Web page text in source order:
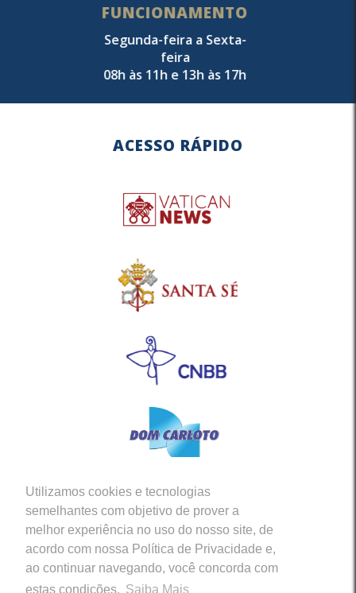
Utilizamos cookies e tecnologias
semelhantes com objetivo de prover a
melhor experiência no uso do nosso site, de
acordo com nossa Política de Privacidade e,
ao continuar navegando, você concorda com
estas condições. Saiba Mais
FUNCIONAMENTO
Segunda-feira a Sexta-
feira
08h às 11h e 13h às 17h
ACESSO RÁPIDO
Siga-nos em nossas Redes Sociais